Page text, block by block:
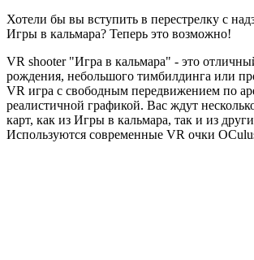
Хотели бы вы вступить в перестрелку с
Игры в кальмара? Теперь это возможно!
VR shooter "Игра в кальмара" - это
рождения, небольшого тимбилдинга или
VR игра с свободным передвижением по
реалистичной графикой. Вас ждут
карт, как из Игры в кальмара, так и из
Используются современные VR очки